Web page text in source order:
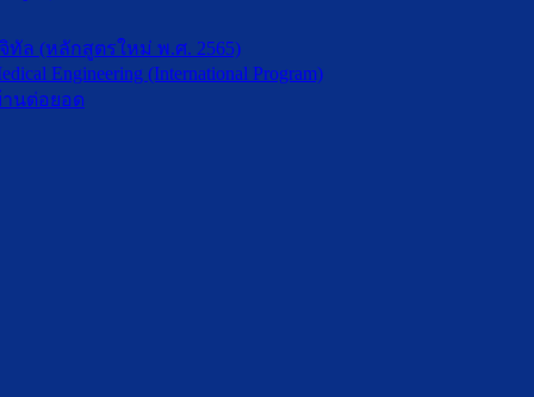
ล (หลักสูตรใหม่ พ.ศ. 2565)
Engineering (International Program)
นต่อยอด